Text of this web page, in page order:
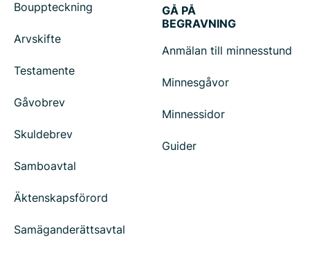
Bouppteckning
Arvskifte
Testamente
Gåvobrev
Skuldebrev
Samboavtal
Äktenskapsförord
Samäganderättsavtal
GÅ PÅ
BEGRAVNING
Anmälan till minnesstund
Minnesgåvor
Minnessidor
Guider